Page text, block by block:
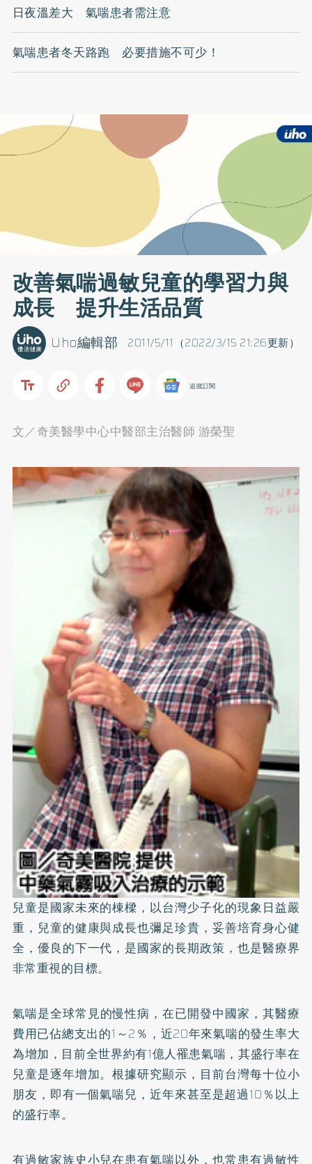
日夜溫差大 氣喘患者需注意
氣喘患者冬天路跑 必要措施不可少！
改善氣喘過敏兒童的學習力與
成長 提升生活品質
2011/5/11（2022/3/15 21:26更新）
Uho編輯部
追蹤訂閱
文／奇美醫學中心中醫部主治醫師 游榮聖
兒童是國家未來的棟樑，以台灣少子化的現象日益嚴
重，兒童的健康與成長也彌足珍貴，妥善培育身心健
全，優良的下一代，是國家的長期政策，也是醫療界
非常重視的目標。
氣喘是全球常見的慢性病，在已開發中國家，其醫療
費用已佔總支出的1～2％，近20年來氣喘的發生率大
為增加，目前全世界約有1億人罹患氣喘，其盛行率在
兒童是逐年增加。根據研究顯示，目前台灣每十位小
朋友，即有一個氣喘兒，近年來甚至是超過10％以上
的盛行率。
有過敏家族史小兒在患有氣喘以外，也常患有過敏性